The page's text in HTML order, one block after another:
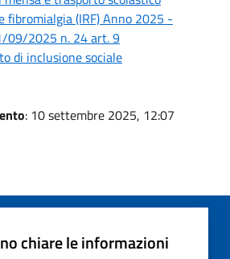
fibromialgia (IRF) Anno 2025 -
09/2025 n. 24 art. 9
di inclusione sociale
: 10 settembre 2025, 12:07
chiare le informazioni